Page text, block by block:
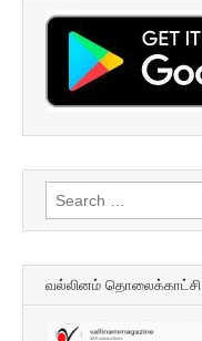
Search
for:
வல்லினம் தொலைக்காட்சி